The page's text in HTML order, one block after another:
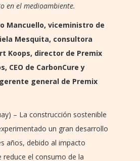
en el medioambiente.
Mancuello, viceministro de
Mesquita, consultora
Koops, director de Premix
CEO de CarbonCure y
general de Premix
– La construcción sostenible
un gran desarrollo
años, debido al impacto
reduce el consumo de la